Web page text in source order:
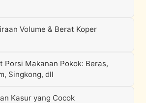
Volume & Berat Koper
Porsi Makanan Pokok: Beras,
Singkong, dll
Kasur yang Cocok